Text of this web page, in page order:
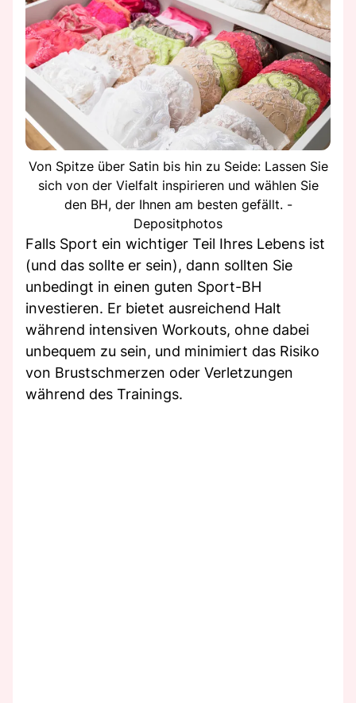
Von Spitze über Satin bis hin zu Seide: Lassen Sie
sich von der Vielfalt inspirieren und wählen Sie
den BH, der Ihnen am besten gefällt. -
Depositphotos
Falls Sport ein wichtiger Teil Ihres Lebens ist
(und das sollte er sein), dann sollten Sie
unbedingt in einen guten Sport-BH
investieren. Er bietet ausreichend Halt
während intensiven Workouts, ohne dabei
unbequem zu sein, und minimiert das Risiko
von Brustschmerzen oder Verletzungen
während des Trainings.